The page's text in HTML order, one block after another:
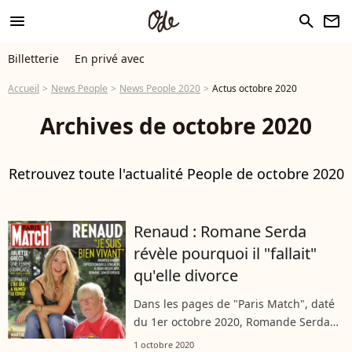
menu search newsletter
Billetterie En privé avec
Accueil News People News People 2020 Actus octobre 2020
Archives de octobre 2020
Retrouvez toute l'actualité People de octobre 2020
Renaud : Romane Serda
révèle pourquoi il "fallait"
qu'elle divorce
Dans les pages de "Paris Match", daté
du 1er octobre 2020, Romande Serda
explique pourquoi elle ne pouvait plus
1 octobre 2020